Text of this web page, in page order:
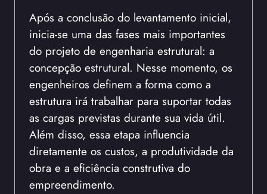
Após a conclusão do levantamento inicial,
inicia-se uma das fases mais importantes
do projeto de engenharia estrutural: a
concepção estrutural. Nesse momento, os
engenheiros definem a forma como a
estrutura irá trabalhar para suportar todas
as cargas previstas durante sua vida útil.
Além disso, essa etapa influencia
diretamente os custos, a produtividade da
obra e a eficiência construtiva do
empreendimento.